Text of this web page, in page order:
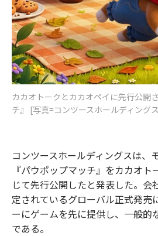
カカオトークとカカオペイに先行公開
チ』 [写真=コンツースホールディング
コンツースホールディングスは、
『パウポップマッチ』をカカオ
じて先行公開したと発表した。会
定されているグローバル正式発売
ーにゲームを先に提供し、一般的
である。